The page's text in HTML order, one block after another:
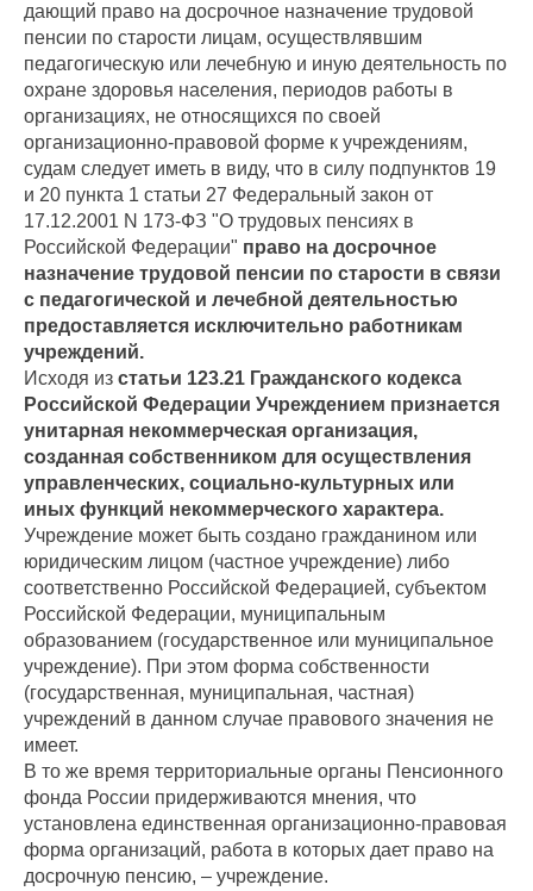
дающий право на досрочное назначение трудовой
пенсии по старости лицам, осуществлявшим
педагогическую или лечебную и иную деятельность по
охране здоровья населения, периодов работы в
организациях, не относящихся по своей
организационно-правовой форме к учреждениям,
судам следует иметь в виду, что в силу подпунктов 19
и 20 пункта 1 статьи 27 Федеральный закон от
17.12.2001 N 173-ФЗ "О трудовых пенсиях в
Российской Федерации" право на досрочное
назначение трудовой пенсии по старости в связи
с педагогической и лечебной деятельностью
предоставляется исключительно работникам
учреждений.
Исходя из статьи 123.21 Гражданского кодекса
Российской Федерации Учреждением признается
унитарная некоммерческая организация,
созданная собственником для осуществления
управленческих, социально-культурных или
иных функций некоммерческого характера.
Учреждение может быть создано гражданином или
юридическим лицом (частное учреждение) либо
соответственно Российской Федерацией, субъектом
Российской Федерации, муниципальным
образованием (государственное или муниципальное
учреждение). При этом форма собственности
(государственная, муниципальная, частная)
учреждений в данном случае правового значения не
имеет.
В то же время территориальные органы Пенсионного
фонда России придерживаются мнения, что
установлена единственная организационно-правовая
форма организаций, работа в которых дает право на
досрочную пенсию, – учреждение.